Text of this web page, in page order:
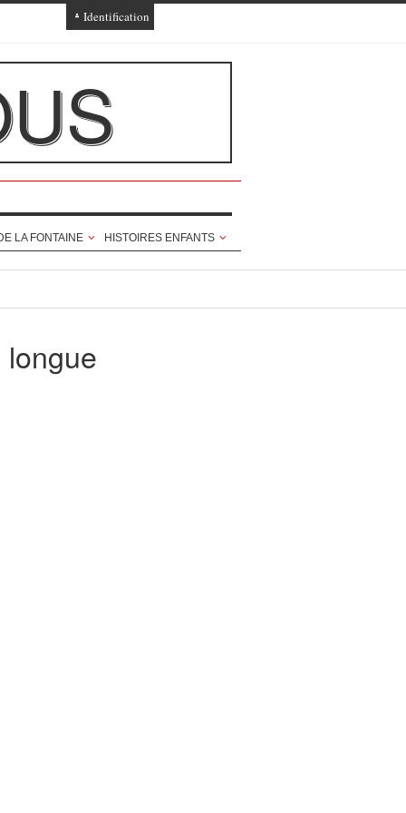
Identification
Ajout texte ou poème
LA FONTAINE HISTOIRES ENFANTS